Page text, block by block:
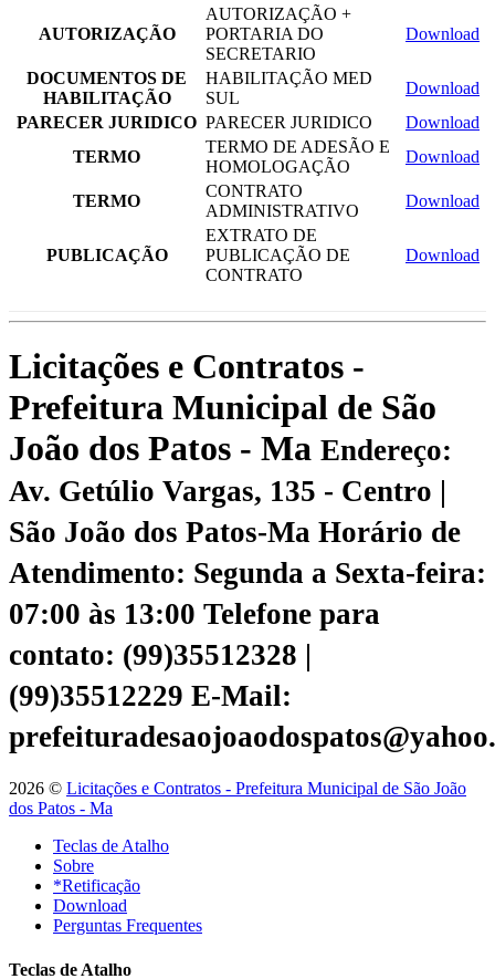
AUTORIZAÇÃO
AUTORIZAÇÃO +
PORTARIA DO
SECRETARIO
Download
DOCUMENTOS DE
HABILITAÇÃO
HABILITAÇÃO MED
SUL
Download
PARECER JURIDICO PARECER JURIDICO
Download
TERMO
TERMO DE ADESÃO E
HOMOLOGAÇÃO
Download
TERMO
CONTRATO
ADMINISTRATIVO
Download
PUBLICAÇÃO
EXTRATO DE
PUBLICAÇÃO DE
CONTRATO
Download
Licitações e Contratos -
Prefeitura Municipal de São
João dos Patos - Ma Endereço:
Av. Getúlio Vargas, 135 - Centro |
São João dos Patos-Ma Horário de
Atendimento: Segunda a Sexta-feira:
07:00 às 13:00 Telefone para
contato: (99)35512328 |
(99)35512229 E-Mail:
2026 © Licitações e Contratos - Prefeitura Municipal de São João
dos Patos - Ma
Teclas de Atalho
Sobre
*Retificação
Download
Perguntas Frequentes
Teclas de Atalho